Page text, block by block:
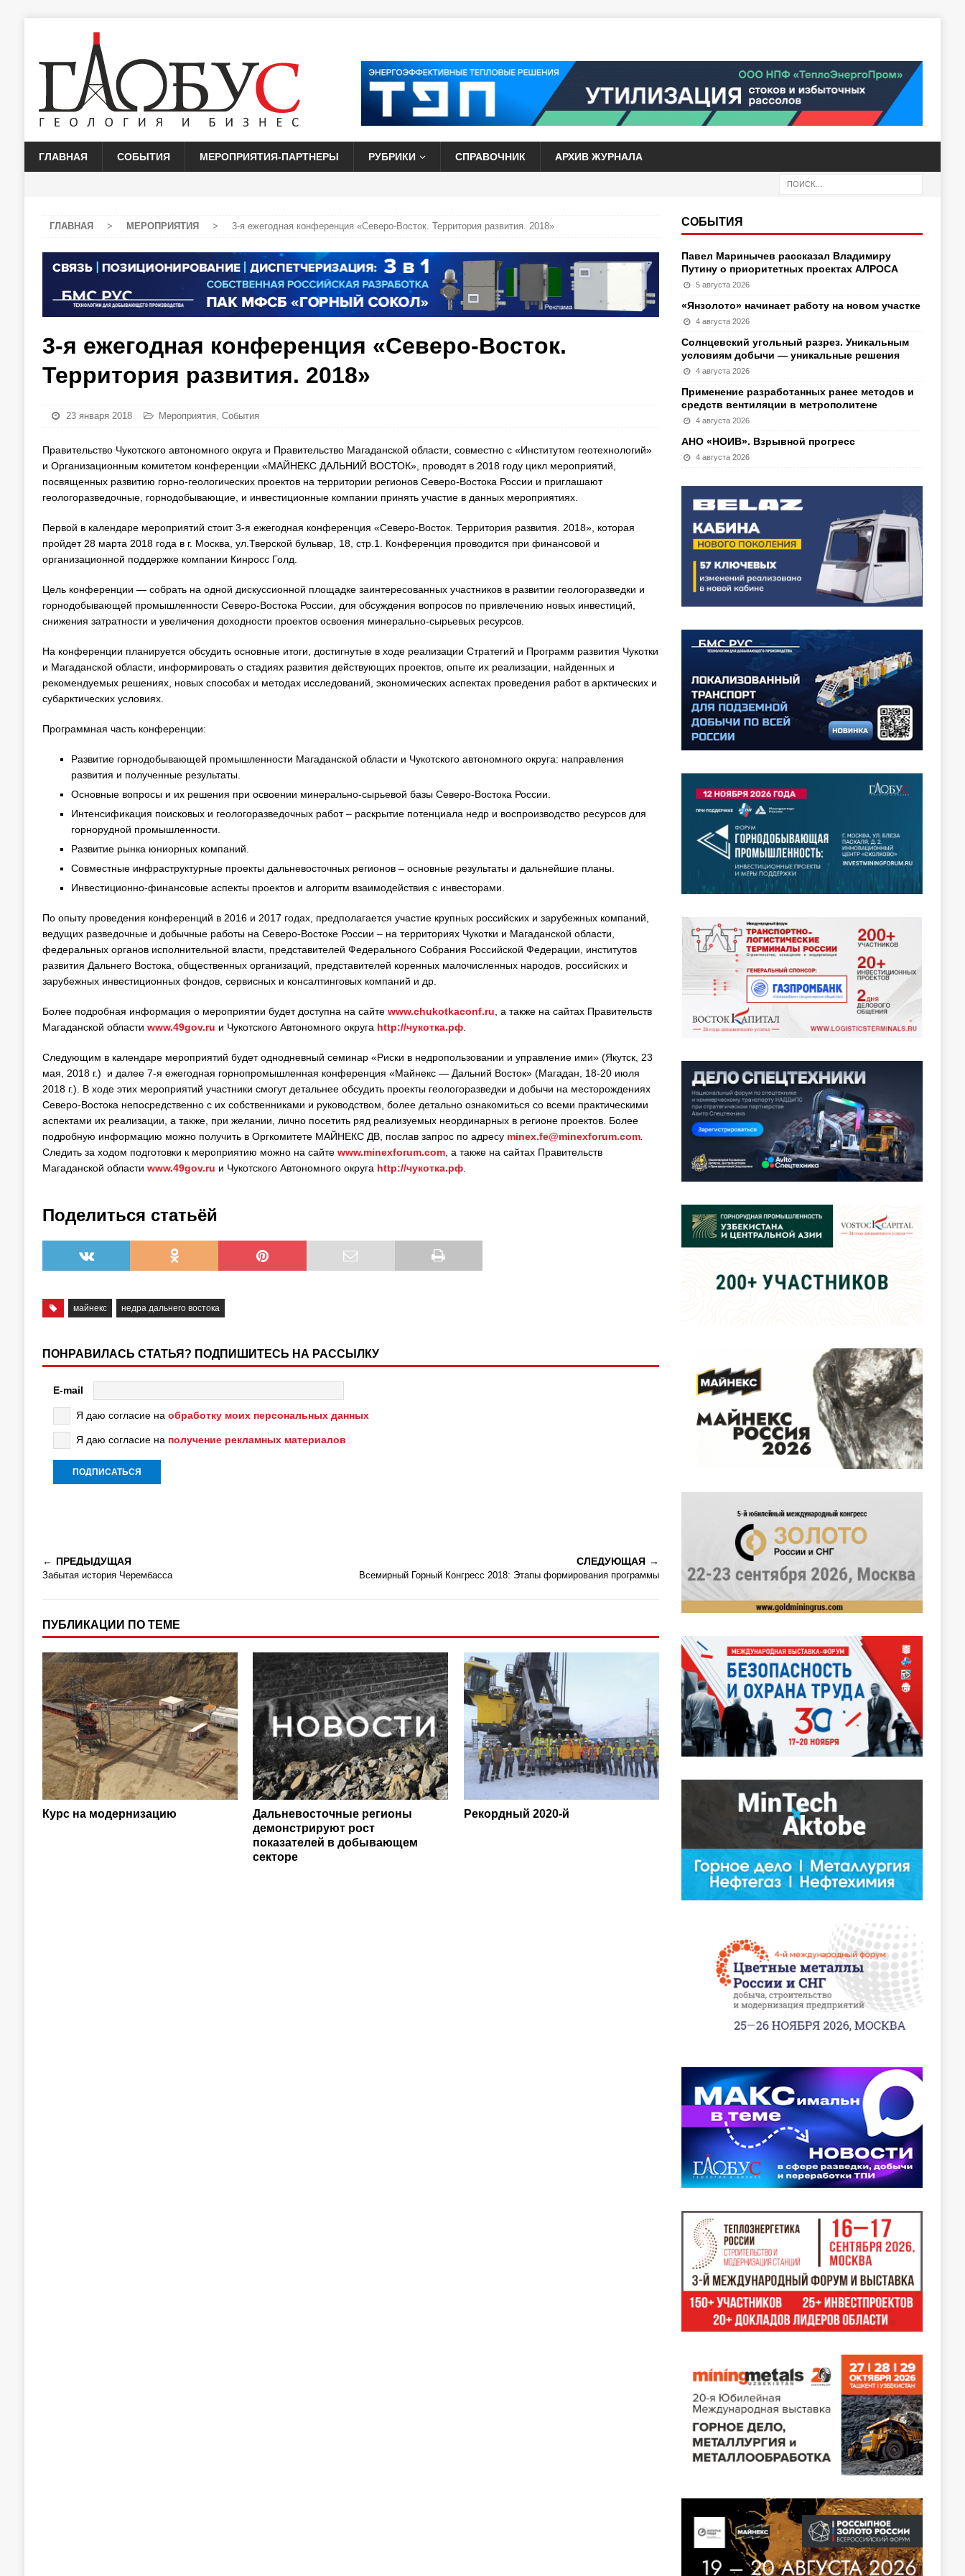
ГЛАВНАЯ СОБЫТИЯ МЕРОПРИЯТИЯ-ПАРТНЕРЫ РУБРИКИ СПРАВОЧНИК АРХИВ ЖУРНАЛА
ГЛАВНАЯ > МЕРОПРИЯТИЯ > 3-я ежегодная конференция «Северо-Восток. Территория развития. 2018»
3-я ежегодная конференция «Северо-Восток.
Территория развития. 2018»
23 января 2018 Мероприятия, События
Правительство Чукотского автономного округа и Правительство Магаданской области, совместно с «Институтом геотехнологий»
и Организационным комитетом конференции «МАЙНЕКС ДАЛЬНИЙ ВОСТОК», проводят в 2018 году цикл мероприятий,
посвященных развитию горно-геологических проектов на территории регионов Северо-Востока России и приглашают
геологоразведочные, горнодобывающие, и инвестиционные компании принять участие в данных мероприятиях.
Первой в календаре мероприятий стоит 3-я ежегодная конференция «Северо-Восток. Территория развития. 2018», которая
пройдет 28 марта 2018 года в г. Москва, ул.Тверской бульвар, 18, стр.1. Конференция проводится при финансовой и
организационной поддержке компании Кинросс Голд.
Цель конференции — собрать на одной дискуссионной площадке заинтересованных участников в развитии геологоразведки и
горнодобывающей промышленности Северо-Востока России, для обсуждения вопросов по привлечению новых инвестиций,
снижения затратности и увеличения доходности проектов освоения минерально-сырьевых ресурсов.
На конференции планируется обсудить основные итоги, достигнутые в ходе реализации Стратегий и Программ развития Чукотки
и Магаданской области, информировать о стадиях развития действующих проектов, опыте их реализации, найденных и
рекомендуемых решениях, новых способах и методах исследований, экономических аспектах проведения работ в арктических и
субарктических условиях.
Программная часть конференции:
Развитие горнодобывающей промышленности Магаданской области и Чукотского автономного округа: направления
развития и полученные результаты.
Основные вопросы и их решения при освоении минерально-сырьевой базы Северо-Востока России.
Интенсификация поисковых и геологоразведочных работ – раскрытие потенциала недр и воспроизводство ресурсов для
горнорудной промышленности.
Развитие рынка юниорных компаний.
Совместные инфраструктурные проекты дальневосточных регионов – основные результаты и дальнейшие планы.
Инвестиционно-финансовые аспекты проектов и алгоритм взаимодействия с инвесторами.
По опыту проведения конференций в 2016 и 2017 годах, предполагается участие крупных российских и зарубежных компаний,
ведущих разведочные и добычные работы на Северо-Востоке России – на территориях Чукотки и Магаданской области,
федеральных органов исполнительной власти, представителей Федерального Собрания Российской Федерации, институтов
развития Дальнего Востока, общественных организаций, представителей коренных малочисленных народов, российских и
зарубежных инвестиционных фондов, сервисных и консалтинговых компаний и др.
Более подробная информация о мероприятии будет доступна на сайте www.chukotkaconf.ru , а также на сайтах Правительств
Магаданской области www.49gov.ru и Чукотского Автономного округа http://чукотка.рф.
Следующим в календаре мероприятий будет однодневный семинар «Риски в недропользовании и управление ими» (Якутск, 23
мая, 2018 г.) и далее 7-я ежегодная горнопромышленная конференция «Майнекс — Дальний Восток» (Магадан, 18-20 июля
2018 г.). В ходе этих мероприятий участники смогут детальнее обсудить проекты геологоразведки и добычи на месторождениях
Северо-Востока непосредственно с их собственниками и руководством, более детально ознакомиться со всеми практическими
аспектами их реализации, а также, при желании, лично посетить ряд реализуемых неординарных в регионе проектов. Более
подробную информацию можно получить в Оргкомитете МАЙНЕКС ДВ, послав запрос по адресу minex.fe@minexforum.com.
Следить за ходом подготовки к мероприятию можно на сайте www.minexforum.com, а также на сайтах Правительств
Магаданской области www.49gov.ru и Чукотского Автономного округа http://чукотка.рф.
Поделиться статьёй
майнекс недра дальнего востока
ПОНРАВИЛАСЬ СТАТЬЯ? ПОДПИШИТЕСЬ НА РАССЫЛКУ
E-mail
Я даю согласие на обработку моих персональных данных
Я даю согласие на получение рекламных материалов
ПРЕДЫДУЩАЯ
Забытая история Черембасса
СЛЕДУЮЩАЯ
Всемирный Горный Конгресс 2018: Этапы формирования программы
ПУБЛИКАЦИИ ПО ТЕМЕ
Курс на модернизацию
Дальневосточные регионы
демонстрируют рост
показателей в добывающем
секторе
Рекордный 2020-й
СОБЫТИЯ
Павел Маринычев рассказал Владимиру
Путину о приоритетных проектах АЛРОСА
5 августа 2026
«Янзолото» начинает работу на новом участке
4 августа 2026
Солнцевский угольный разрез. Уникальным
условиям добычи — уникальные решения
4 августа 2026
Применение разработанных ранее методов и
средств вентиляции в метрополитене
4 августа 2026
АНО «НОИВ». Взрывной прогресс
4 августа 2026